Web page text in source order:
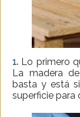
1. Lo primero
La madera de
basta y está
superficie para